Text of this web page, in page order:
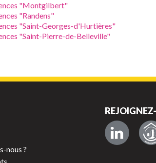
"Montgilbert"
"Randens"
"Saint-Georges-d'Hurtières"
"Saint-Pierre-de-Belleville"
nous ?